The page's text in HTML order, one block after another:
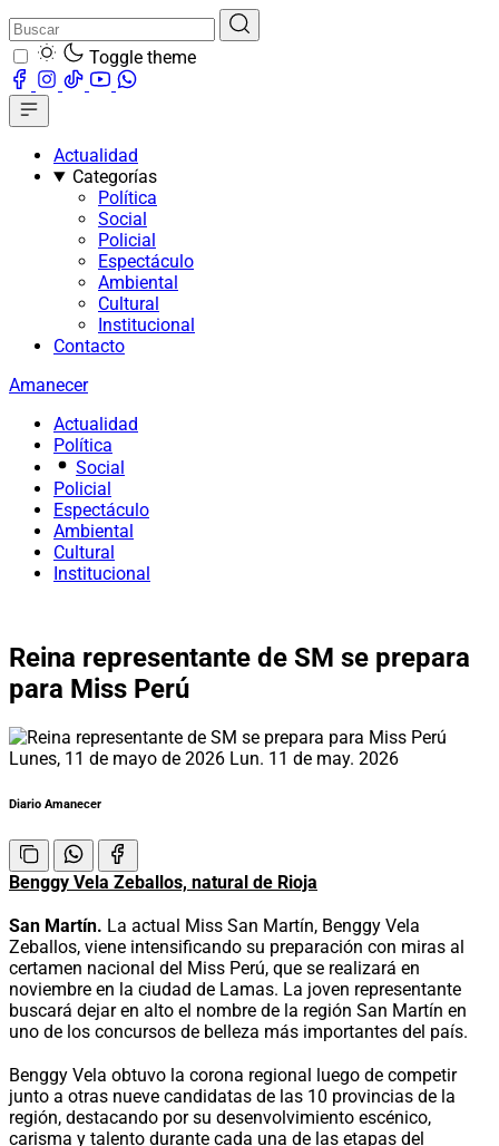
Toggle theme
Actualidad
Categorías
Política
Social
Policial
Espectáculo
Ambiental
Cultural
Institucional
Contacto
Amanecer
Actualidad
Política
Social
Policial
Espectáculo
Ambiental
Cultural
Institucional
Reina representante de SM se prepara
para Miss Perú
Lunes, 11 de mayo de 2026 Lun. 11 de may. 2026
Diario Amanecer
Benggy Vela Zeballos, natural de Rioja
San Martín. La actual Miss San Martín, Benggy Vela
Zeballos, viene intensificando su preparación con miras al
certamen nacional del Miss Perú, que se realizará en
noviembre en la ciudad de Lamas. La joven representante
buscará dejar en alto el nombre de la región San Martín en
uno de los concursos de belleza más importantes del país.
Benggy Vela obtuvo la corona regional luego de competir
junto a otras nueve candidatas de las 10 provincias de la
región, destacando por su desenvolvimiento escénico,
carisma y talento durante cada una de las etapas del